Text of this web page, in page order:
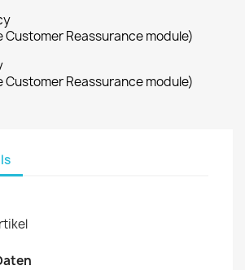
Reassurance module)
Reassurance module)